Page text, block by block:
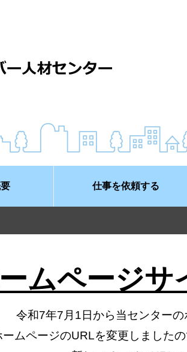
仕事を依頼する
ムページサ
令和7年7月1日から当センター
ムページのURLを変更しました